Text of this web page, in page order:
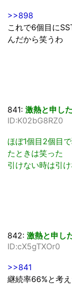
>>898
これで6個目に
んだから笑うわ
841: 激熱と申し
ID:K02bG8RZ0
ほぼ1個目2個目
たときは笑った
引けない時は引
842: 激熱と申し
ID:cX5gTXOr0
>>841
継続率66%と考